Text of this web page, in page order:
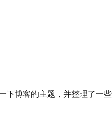
下博客的主题 ， 并整理了一